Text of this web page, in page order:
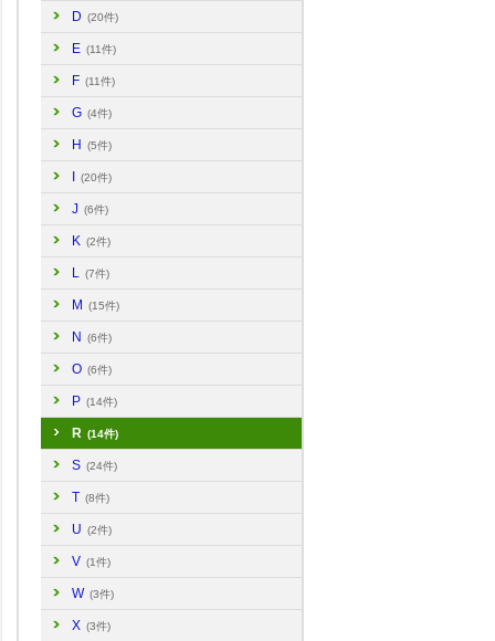
D (20件)
E (11件)
F (11件)
G (4件)
H (5件)
(20件)
J (6件)
K (2件)
L (7件)
M (15件)
N (6件)
O (6件)
P (14件)
R (14件)
S (24件)
T (8件)
U (2件)
V (1件)
W (3件)
X (3件)